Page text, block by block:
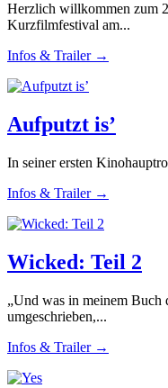
Herzlich willkommen zum
Kurzfilmfestival am...
Infos & Trailer →
Aufputzt is’
In seiner ersten
Infos & Trailer →
Wicked: Teil 2
„Und was in meinem Buch
umgeschrieben,...
Infos & Trailer →